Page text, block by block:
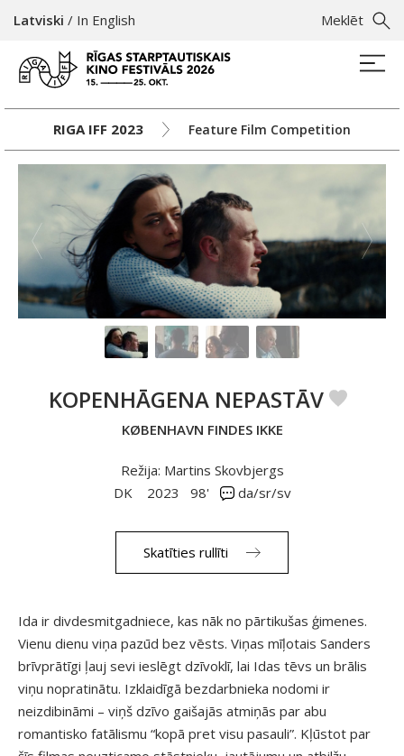
Meklēt
Latviski / In English
RIGA IFF 2023 Feature Film Competition
KOPENHĀGENA NEPASTĀV
KØBENHAVN FINDES IKKE
Režija: Martins Skovbjergs
DK
2023 98' da/sr/sv
Skatīties rullīti
Ida ir divdesmitgadniece, kas nāk no pārtikušas ģimenes.
Vienu dienu viņa pazūd bez vēsts. Viņas mīļotais Sanders
brīvprātīgi ļauj sevi ieslēgt dzīvoklī, lai Idas tēvs un brālis
viņu nopratinātu. Izklaidīgā bezdarbnieka nodomi ir
neizdibināmi – viņš dzīvo gaišajās atmiņās par abu
romantisko fatālismu “kopā pret visu pasauli”. Kļūstot par